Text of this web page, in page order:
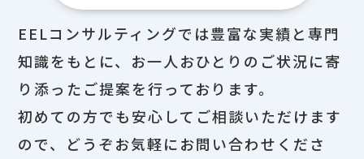
EELコンサルティングでは豊富な実績と専門
知識をもとに、お一人おひとりのご状況に寄
り添ったご提案を行っております。
初めての方でも安心してご相談いただけます
ので、どうぞお気軽にお問い合わせくださ